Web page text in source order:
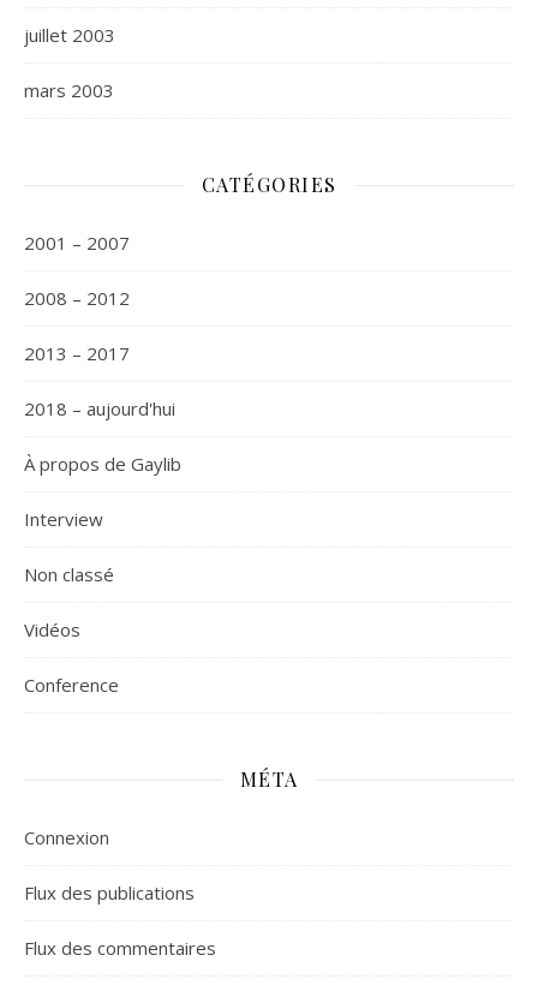
juillet 2003
mars 2003
CATÉGORIES
2001 – 2007
2008 – 2012
2013 – 2017
2018 – aujourd'hui
À propos de Gaylib
Interview
Non classé
Vidéos
Сonference
MÉTA
Connexion
Flux des publications
Flux des commentaires